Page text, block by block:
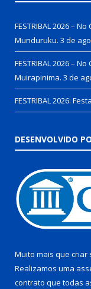
FESTRIBAL 2026 –
Munduruku. 3 de
FESTRIBAL 2026 –
Muirapinima. 3 de
FESTRIBAL 2026:
DESENVOLVIDO
Muito mais que criar
Realizamos uma
contrato que todas